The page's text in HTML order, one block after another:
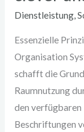
Dienstleistung,
Essenzielle
Organisation
schafft die
Raumnutzung
den verfügbaren
Beschriftungen